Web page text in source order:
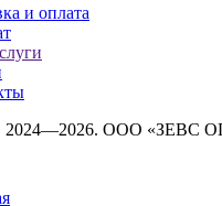
и оплата
2024—2026. ООО «ЗЕВС